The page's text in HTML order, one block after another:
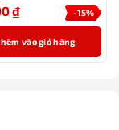
-15%
₫
vào giỏ hàng